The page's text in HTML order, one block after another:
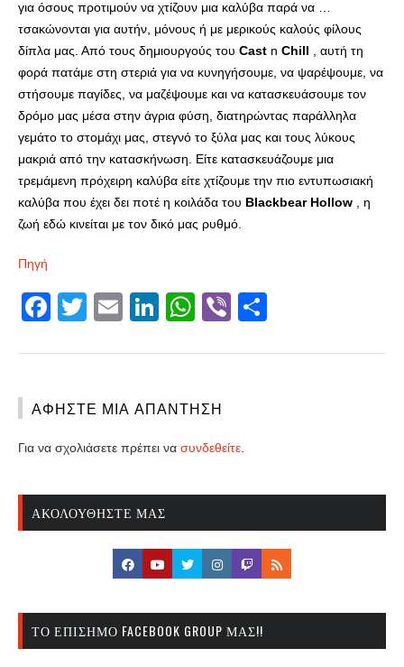
για όσους προτιμούν να χτίζουν μια καλύβα παρά να …
τσακώνονται για αυτήν, μόνους ή με μερικούς καλούς φίλους
δίπλα μας. Από τους δημιουργούς του Cast n Chill , αυτή τη
φορά πατάμε στη στεριά για να κυνηγήσουμε, να ψαρέψουμε, να
στήσουμε παγίδες, να μαζέψουμε και να κατασκευάσουμε τον
δρόμο μας μέσα στην άγρια φύση, διατηρώντας παράλληλα
γεμάτο το στομάχι μας, στεγνό το ξύλα μας και τους λύκους
μακριά από την κατασκήνωση. Είτε κατασκευάζουμε μια
τρεμάμενη πρόχειρη καλύβα είτε χτίζουμε την πιο εντυπωσιακή
καλύβα που έχει δει ποτέ η κοιλάδα του Blackbear Hollow , η
ζωή εδώ κινείται με τον δικό μας ρυθμό.
Πηγή
Facebook
Twitter
EmailLinkedIn
WhatsApp
Viber
ΑΦΉΣΤΕ ΜΙΑ ΑΠΆΝΤΗΣΗ
Για να σχολιάσετε πρέπει να συνδεθείτε
ΑΚΟΛΟΥΘΉΣΤΕ ΜΑΣ
ΤΟ ΕΠΊΣΗΜΟ FACEBOOK GROUP ΜΑΣ!!